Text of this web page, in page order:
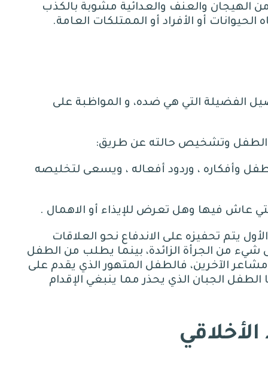
الهيجان والعنف والعدائية مشوبة بالكذب
أو الأفراد أو الممتلكات العامة.
الفضيلة التي هي ضده، و المواظبة على
الطفل وتشخيص حالته عن طريق:
وأفكاره ، وردود أفعاله ، ويسعى لتخليصه
عاش فيها وهل تعرض للإيذاء أو الاهمال .
يتم تحفيزه على الاندفاع نحو العلاقات
شيء من الجرأة الزائدة، بينما يطلب من الطفل
الآخرين، فالطفل المتهور الذي يقدم على
الجبان الذي يحذر مما ينبغي الإقدام